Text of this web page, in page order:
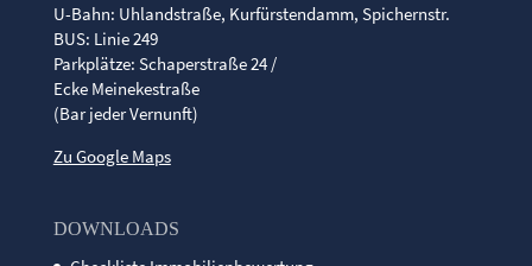
U-Bahn: Uhlandstraße, Kurfürstendamm, Spichernstr.
BUS: Linie 249
Parkplätze: Schaperstraße 24 /
Ecke Meinekestraße
(Bar jeder Vernunft)
Zu Google Maps
DOWNLOADS